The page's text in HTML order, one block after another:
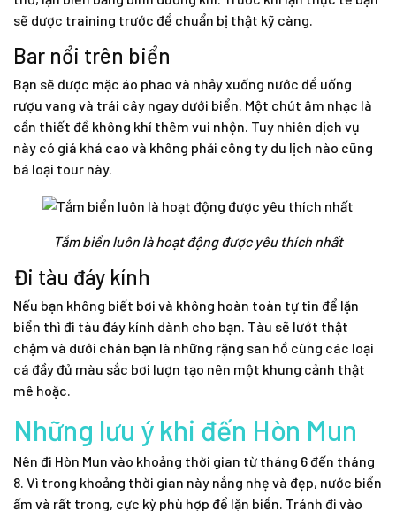
sẽ dược training trước để chuẩn bị thật kỹ càng.
Bar nổi trên biển
Bạn sẽ được mặc áo phao và nhảy xuống nước để uống
rượu vang và trái cây ngay dưới biển. Một chút âm nhạc là
cần thiết để không khí thêm vui nhộn. Tuy nhiên dịch vụ
này có giá khá cao và không phải công ty du lịch nào cũng
bá loại tour này.
Tắm biển luôn là hoạt động được yêu thích nhất
Đi tàu đáy kính
Nếu bạn không biết bơi và không hoàn toàn tự tin để lặn
biển thì đi tàu đáy kính dành cho bạn. Tàu sẽ lướt thật
chậm và dưới chân bạn là những rặng san hồ cùng các loại
cá đầy đủ màu sắc bơi lượn tạo nên một khung cảnh thật
mê hoặc.
Những lưu ý khi đến Hòn Mun
Nên đi Hòn Mun vào khoảng thời gian từ tháng 6 đến tháng
8. Vì trong khoảng thời gian này nắng nhẹ và đẹp, nước biển
ấm và rất trong, cực kỳ phù hợp để lặn biển. Tránh đi vào